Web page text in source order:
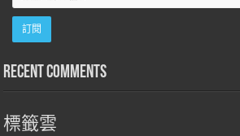
Recent Comments
標籤雲